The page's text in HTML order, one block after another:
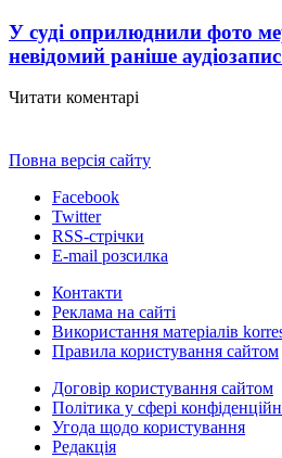
У суді оприлюднили фото
невідомий раніше
Читати коментарі
Повна версія сайту
Facebook
Twitter
RSS-стрічки
E-mail розсилка
Контакти
Реклама на сайті
Використання матеріалів
Правила користування сайтом
Договір користування сайтом
Політика у сфері
Угода щодо користування
Редакція